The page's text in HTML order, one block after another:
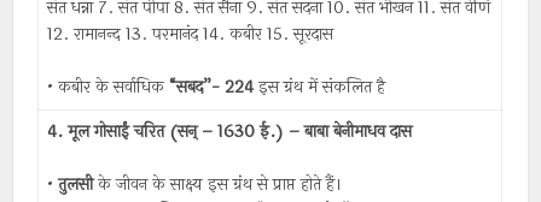
संत धन्ना 7. संत पीपा 8. संत सैना 9. संत सदना 10. संत भीखन 11. संत वेणि
12. रामानन्द 13. परमानंद 14. कबीर 15. सूरदास
• कबीर के सर्वाधिक“सबद”- 224इस ग्रंथ में संकलित है
4. मूल गोसाईं चरित (सन् – 1630 ई.) – बाबा बेनीमाधव दास
•तुलसीके जीवन के साक्ष्य इस ग्रंथ से प्राप्त होते हैं।